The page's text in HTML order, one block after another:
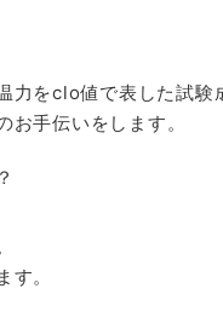
力をclo値で表した試験
手伝いをします。
。